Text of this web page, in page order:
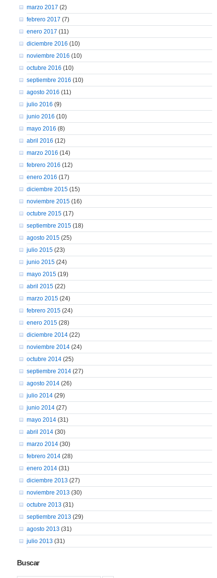
marzo 2017 (2)
febrero 2017 (7)
enero 2017 (11)
diciembre 2016 (10)
noviembre 2016 (10)
octubre 2016 (10)
septiembre 2016 (10)
agosto 2016 (11)
julio 2016 (9)
junio 2016 (10)
mayo 2016 (8)
abril 2016 (12)
marzo 2016 (14)
febrero 2016 (12)
enero 2016 (17)
diciembre 2015(15)
noviembre 2015(16)
octubre 2015(17)
septiembre 2015(18)
agosto 2015(25)
julio 2015(23)
junio 2015(24)
mayo 2015(19)
abril 2015(22)
marzo 2015(24)
febrero 2015(24)
enero 2015(28)
diciembre 2014(22)
noviembre 2014(24)
octubre 2014(25)
septiembre 2014(27)
agosto 2014(26)
julio 2014(29)
junio 2014(27)
mayo 2014(31)
abril 2014(30)
marzo 2014(30)
febrero 2014(28)
enero 2014(31)
diciembre 2013(27)
noviembre 2013(30)
octubre 2013(31)
septiembre 2013(29)
agosto 2013(31)
julio 2013(31)
Buscar